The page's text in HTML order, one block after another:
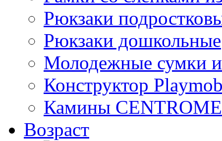
Рюкзаки
Рюкзаки дошкольные
Молодежные сумки
Конструктор
Камины
Возраст